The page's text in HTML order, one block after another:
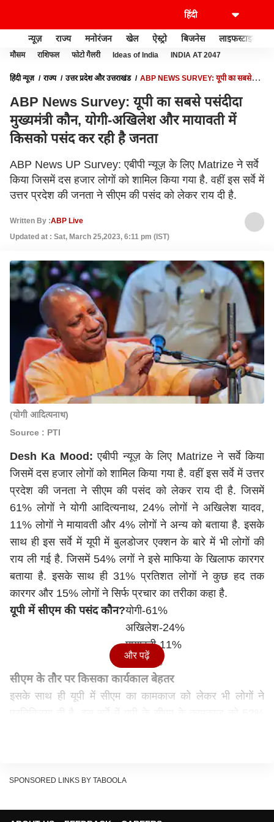
न्यूज़ राज्य मनोरंजन खेल ऐस्ट्रो बिजनेस लाइफस्टाइल
मौसम राशिफल फोटो गैलरी Ideas of India INDIA AT 2047
हिंदी न्यूज़ राज्य उत्तर प्रदेश और उत्तराखंड
ABP NEWS SURVEY: यूपी का सबसे
ABP News Survey: यूपी का सबसे पसंदीदा
मुख्यमंत्री कौन, योगी-अखिलेश और मायावती में
किसको पसंद कर रही है जनता
ABP News UP Survey: एबीपी न्यूज़ के लिए Matrize ने सर्वे
किया जिसमें दस हजार लोगों को शामिल किया गया है. वहीं इस सर्वे में
उत्तर प्रदेश की जनता ने सीएम की पसंद को लेकर राय दी है.
Written By :ABP Live
Updated at : Sat, March 25,2023, 6:11 pm (IST)
(योगी आदित्यनाथ)
Source : PTI
Desh Ka Mood:एबीपी न्यूज़ के लिए Matrize ने सर्वे किया
जिसमें दस हजार लोगों को शामिल किया गया है. वहीं इस सर्वे में उत्तर
प्रदेश की जनता ने सीएम की पसंद को लेकर राय दी है. जिसमें
61% लोगों नेयोगी आदित्यनाथ, 24% लोगों ने अखिलेश यादव,
11% लोगों ने मायावती और 4% लोगों ने अन्य को बताया है. इसके
साथ ही इस सर्वे में यूपी में बुलडोजर एक्शन के बारे में भी लोगों की
राय ली गई है. जिसमें 54% लगों ने इसे माफिया के खिलाफ कारगर
बताया है. इसके साथ ही 31% प्रतिशत लोगों ने कुछ हद तक
कारगर और 15% लोगों ने सिर्फ प्रचार का तरीका कहा है.
यूपी में सीएम की पसंद कौन?योगी-61%
अखिलेश-24%
मायावती-11%
अन्य-4%
सीएम के तौर पर किसका कार्यकाल बेहतर
इसके साथ ही यूपी में सीएम का कामकाज को लेकर भी लोगों ने
आदित्यनाथ को 42 प्रतिशत, कल्याण सिंह को 17 प्रतिशत और
और पढ़ें
SPONSORED LINKS BY TABOOLA